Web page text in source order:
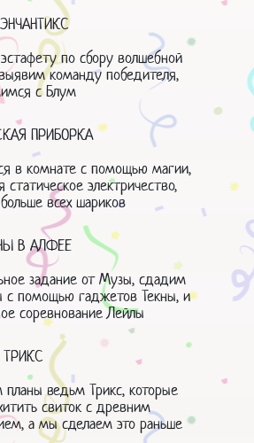
по сбору волшебной
команду победителя,
с Блум
ПРИБОРКА
в комнате с помощью магии,
статическое электричество,
всех шариков
В АЛФЕЕ
задание от Музы, сдадим
с помощью гаджетов Текны, и
соревнование Лейлы
планы ведьм Трикс, которые
свиток с древним
а мы сделаем это раньше